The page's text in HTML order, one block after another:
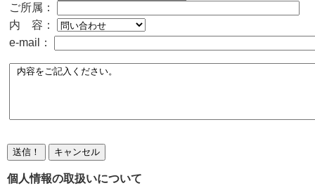
ご所属：
内 容：
e-mail：
個人情報の取扱いについて